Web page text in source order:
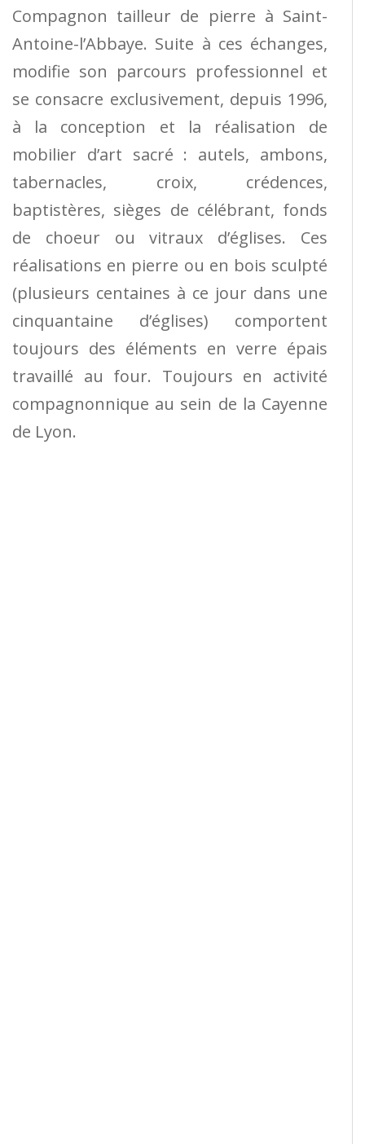
Compagnon tailleur de pierre à Saint-
Antoine-l’Abbaye. Suite à ces échanges,
modifie son parcours professionnel et
se consacre exclusivement, depuis 1996,
à la conception et la réalisation de
mobilier d’art sacré : autels, ambons,
tabernacles, croix, crédences,
baptistères, sièges de célébrant, fonds
de choeur ou vitraux d’églises. Ces
réalisations en pierre ou en bois sculpté
(plusieurs centaines à ce jour dans une
cinquantaine d’églises) comportent
toujours des éléments en verre épais
travaillé au four. Toujours en activité
compagnonnique au sein de la Cayenne
de Lyon.